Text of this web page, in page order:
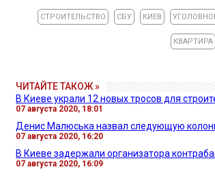
СТРОИТЕЛЬСТВО СБУ КИЕВ
КВАРТИРА
ЧИТАЙТЕ ТАКОЖ »
В Киеве украли 12 новых тросов для
07 августа 2020, 18:01
Денис Малюська назвал следующую
07 августа 2020, 16:20
В Киеве задержали организатора
07 августа 2020, 16:09